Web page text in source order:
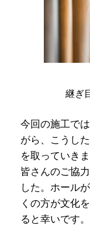
継ぎ
今回の施工で
がら、こうし
を取っていき
皆さんのご協
した。ホール
くの方が文化
ると幸いです。